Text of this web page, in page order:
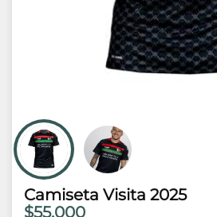
Camiseta Visita 2025
$55,000